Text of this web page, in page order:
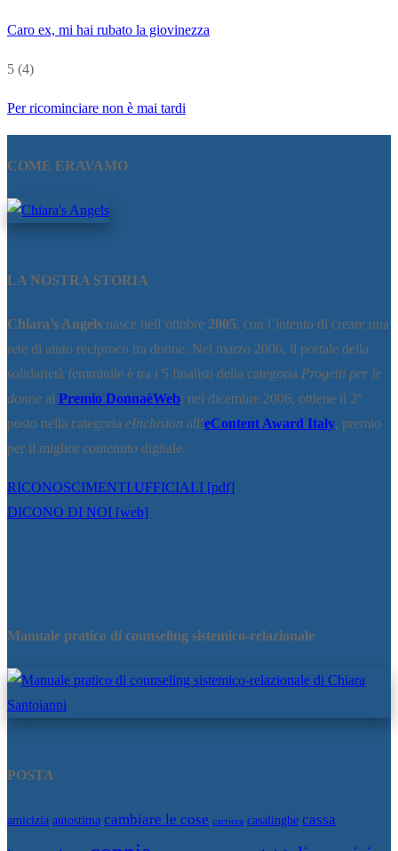
Caro ex, mi hai rubato la giovinezza
5 (4)
Per ricominciare non è mai tardi
COME ERAVAMO
LA NOSTRA STORIA
Chiara’s Angels nasce nell’ottobre 2005, con l’intento di creare una
rete di aiuto reciproco tra donne. Nel marzo 2006, il portale della
solidarietà femminile è tra i 5 finalisti della categoria Progetti per le
donne al Premio DonnaèWeb; nel dicembre 2006, ottiene il 2°
posto nella categoria eInclusion all’eContent Award Italy, premio
per il miglior contenuto digitale.
RICONOSCIMENTI UFFICIALI [pdf]
DICONO DI NOI [web]
Manuale pratico di counseling sistemico-relazionale
POSTA
amicizia autostima cambiare le cose carriera casalinghe cassa